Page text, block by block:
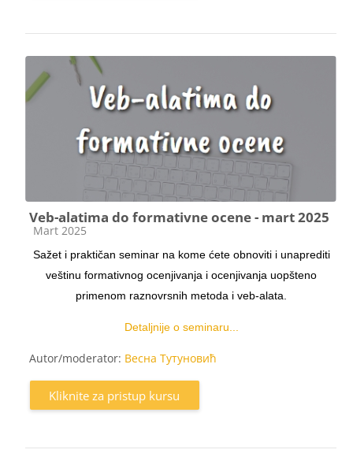
Veb-alatima do formativne ocene - mart 2025
Kategorija kursa
Mart 2025
Sažet i praktičan seminar na kome ćete obnoviti i unaprediti
veštinu formativnog ocenjivanja i ocenjivanja uopšteno
primenom raznovrsnih metoda i veb-alata.
Detaljnije o seminaru...
Autor/moderator: Весна Тутуновић
Kliknite za pristup kursu